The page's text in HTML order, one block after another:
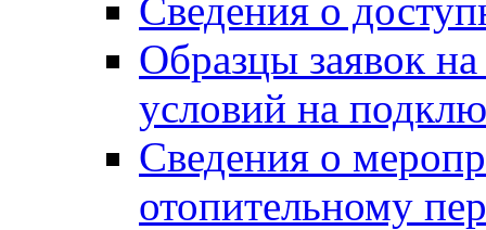
Сведения о
Образцы заявок
условий на
Сведения о
отопительному